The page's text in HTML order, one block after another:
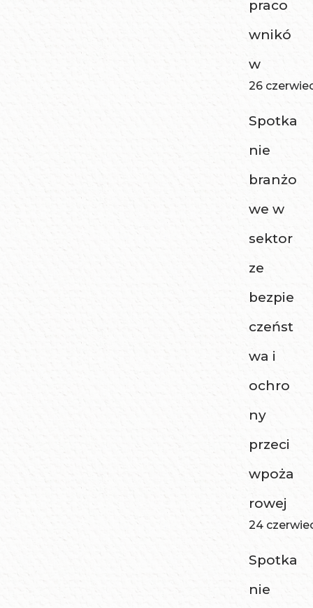
praco
wnikó
w
26
Spotka
nie
branżo
we w
sektor
ze
bezpie
czeńst
wa i
ochro
ny
przeci
wpoża
rowej
24
Spotka
nie